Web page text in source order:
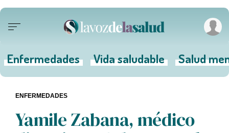
Enfermedades Vida saludable Salud
Yamile Zabana, médico
ENFERMEDADES